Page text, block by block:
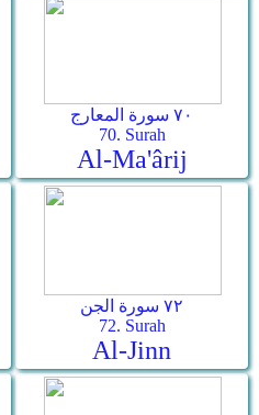
٧٠ سورة المعارج
70. Surah
Al-Ma'ârij
٧٢ سورة الجن
72. Surah
Al-Jinn